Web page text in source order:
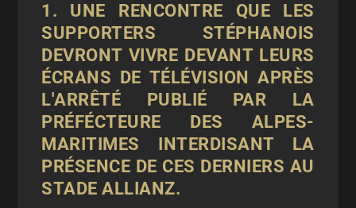
1. UNE RENCONTRE QUE LES
SUPPORTERS STÉPHANOIS
DEVRONT VIVRE DEVANT LEURS
ÉCRANS DE TÉLÉVISION APRÈS
L'ARRÊTÉ PUBLIÉ PAR LA
PRÉFÉCTEURE DES ALPES-
MARITIMES INTERDISANT LA
PRÉSENCE DE CES DERNIERS AU
STADE ALLIANZ.